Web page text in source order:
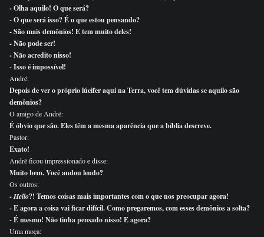
- Olha aquilo! O que será?
- O que será isso? É o que estou pensando?
- São mais demônios! E tem muito deles!
- Não pode ser!
- Não acredito nisso!
- Isso é impossível!
André:
Depois de ver o próprio lúcifer aqui na Terra, você tem dúvidas se aquilo são
demônios?
O amigo de André:
É óbvio que são. Eles têm a mesma aparência que a bíblia descreve.
Pastor:
Exato!
André ficou impressionado e disse:
Muito bem. Você andou lendo?
Os outros:
-Hello?! Temos coisas mais importantes com o que nos preocupar agora!
- E agora a coisa vai ficar difícil. Como pregaremos, com esses demônios a solta?
- É mesmo! Não tinha pensado nisso! E agora?
Uma moça: